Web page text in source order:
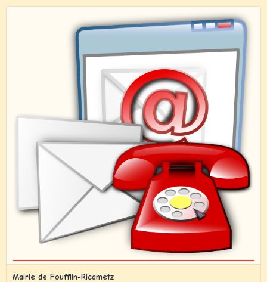
Mairie de Foufflin-Ricametz